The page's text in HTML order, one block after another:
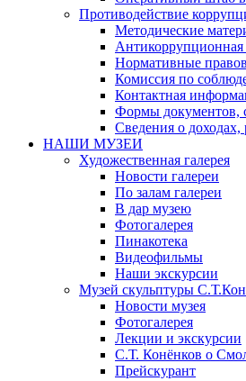
Противодействие
Методические
Антикоррупционная
Нормативные
Комиссия по
Контактная
Формы документов,
Сведения о доходах,
НАШИ МУЗЕИ
Художественная галерея
Новости галереи
По залам галереи
В дар музею
Фотогалерея
Пинакотека
Видеофильмы
Наши экскурсии
Музей скульптуры
Новости музея
Фотогалерея
Лекции и экскурсии
С.Т. Конёнков о
Прейскурант